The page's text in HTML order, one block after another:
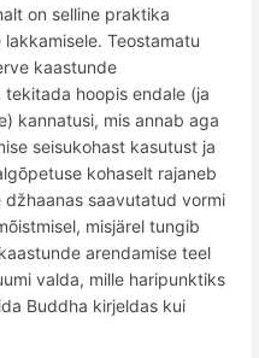
on selline praktika
Teostamatu
kaastunde
hoopis endale (ja
kannatusi, mis annab aga
seisukohast kasutust ja
kohaselt rajaneb
saavutatud vormi
misjärel tungib
arendamise teel
valda, mille haripunktiks
Buddha kirjeldas kui